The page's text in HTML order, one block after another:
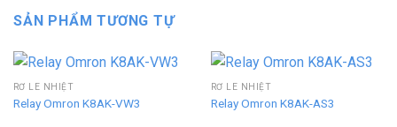
SẢN PHẨM TƯƠNG TỰ
RƠ LE NHIỆT
Relay Omron K8AK-VW3
RƠ LE NHIỆT
Relay Omron K8AK-AS3